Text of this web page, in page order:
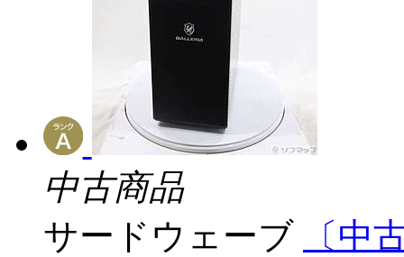
中古商品
サードウェーブ
〔中